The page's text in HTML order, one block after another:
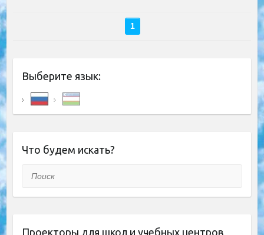
1
Выберите язык:
Что будем искать?
Поиск
Проекторы для школ и учебных центров